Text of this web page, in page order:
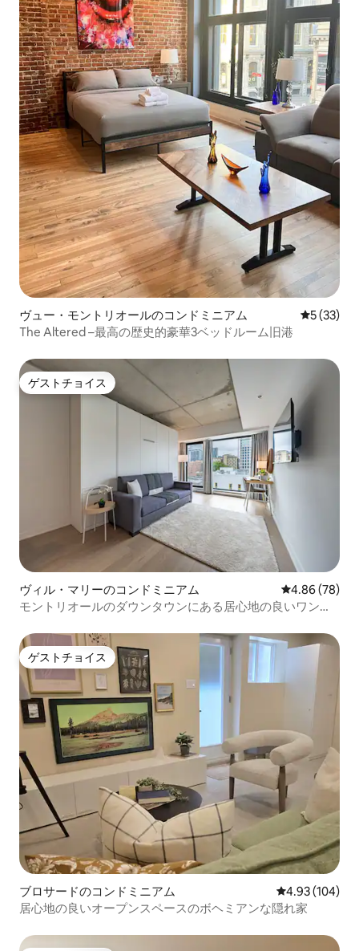
ヴュー・モントリオールのコンドミニアム レビュー
5 (33)
The Altered –最高の歴史的豪華3ベッドルーム旧港
ゲストチョイス
ゲストチョイス
ヴィル・マリーのコンドミニアム レビュー78
4.86 (78)
モントリオールのダウンタウンにある居心地の良いワンル
ゲストチョイス
ゲストチョイス
ブロサードのコンドミニアム レビュー104
4.93 (104)
居心地の良いオープンスペースのボヘミアンな隠れ家